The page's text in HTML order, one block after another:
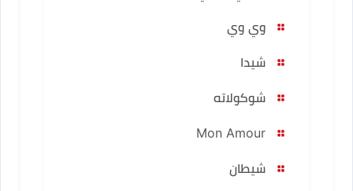
وي وي
شيدا
شوكولاته
شيطان